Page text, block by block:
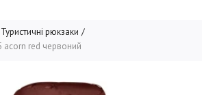
Туристичні рюкзаки
acorn red червоний